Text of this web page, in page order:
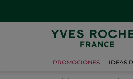
PROMOCIONES IDEAS